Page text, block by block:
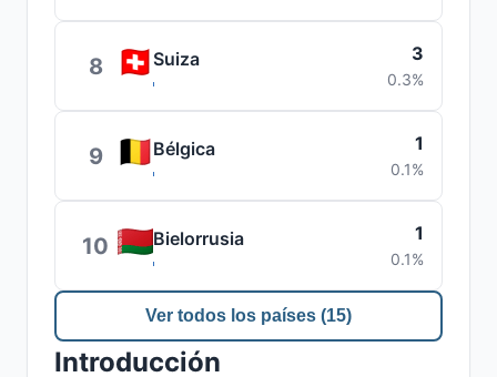
8 Suiza 3
0.3%
9 Bélgica 1
0.1%
10 Bielorrusia 1
0.1%
Ver todos los países (15)
Introducción